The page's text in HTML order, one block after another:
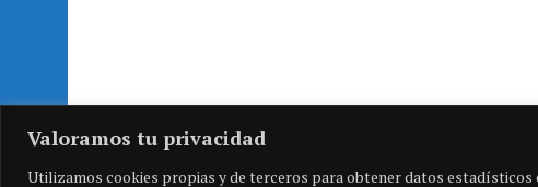
Valoramos tu privacidad
Utilizamos cookies propias y de terceros para obtener datos estadísticos
i
n
i
i
n
F
c
Entrada anterior